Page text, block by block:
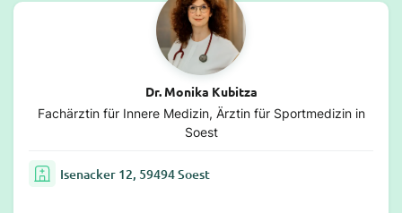
Dr. Monika Kubitza
Fachärztin für Innere Medizin, Ärztin für Sportmedizin in
Soest
Isenacker 12, 59494 Soest